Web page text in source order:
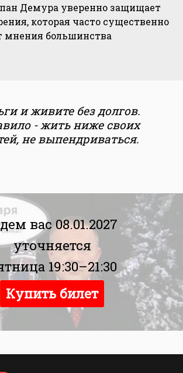
Демура уверенно защищает
которая часто существенно
мнения большинства
и живите без долгов.
- жить ниже своих
не выпендриваться.
вас 08.01.2027
уточняется
19:30–21:30
Купить билет